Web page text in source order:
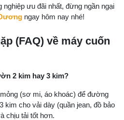
nghiệp ưu đãi nhất, đừng ngần ngại
ngay hôm nay nhé!
(FAQ) về máy cuốn
2 kim hay 3 kim?
(sơ mi, áo khoác) để đường
kim cho vải dày (quần jean, đồ bảo
chịu tải tốt hơn.